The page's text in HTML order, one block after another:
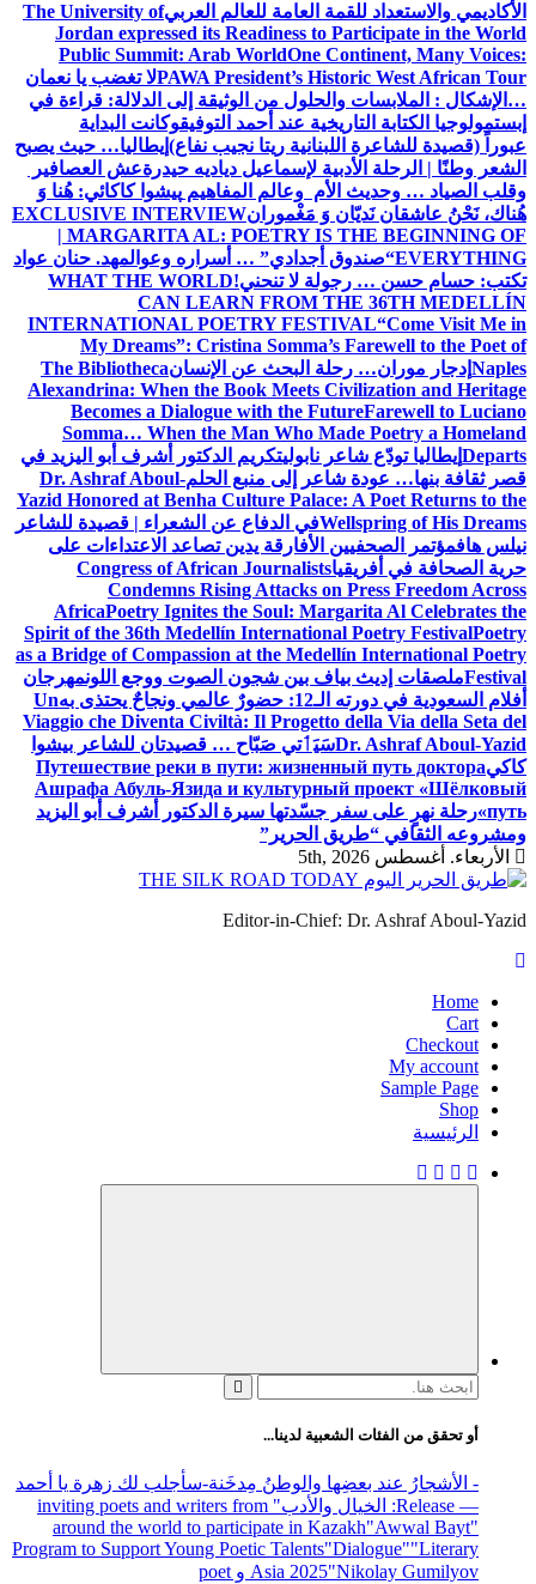
الأكاديمي والاستعداد للقمة العامة للعالم العربيThe University of
Jordan expressed its Readiness to Participate in the World
Public Summit: Arab WorldOne Continent, Many Voices:
PAWA President’s Historic West African Tourلا تغضب يا نعمان
…الإشكال : الملابسات والحلول من الوثيقة إلى الدلالة: قراءة في
إبستمولوجيا الكتابة التاريخية عند أحمد التوفيقوكانت البداية
عبوراً (قصيدة للشاعرة اللبنانية ريتا نجيب نفاع) إيطاليا… حيث يصبح
الشعر وطنًا | الرحلة الأدبية لإسماعيل دياديه حيدرةعش العصافير
وقلب الصياد … وحديث الأم وعالم المفاهيم پیشوا کاکائي: هُنا وَ
هُناك، نَحْنُ عاشقان نَديّان وَ مَغْمورانEXCLUSIVE INTERVIEW
| MARGARITA AL: POETRY IS THE BEGINNING OF
EVERYTHING“صندوق أجدادي” … أسراره وعوالمهد. حنان عواد
تكتب: حسام حسن … رجولة لا تنحني!WHAT THE WORLD
CAN LEARN FROM THE 36TH MEDELLÍN
INTERNATIONAL POETRY FESTIVAL“Come Visit Me in
My Dreams”: Cristina Somma’s Farewell to the Poet of
Naples إدجار موران… رحلة البحث عن الإنسانThe Bibliotheca
Alexandrina: When the Book Meets Civilization and Heritage
Becomes a Dialogue with the FutureFarewell to Luciano
Somma… When the Man Who Made Poetry a Homeland
Departs إيطاليا تودّع شاعر نابوليتكريم الدكتور أشرف أبو اليزيد في
قصر ثقافة بنها… عودة شاعر إلى منبع الحلمDr. Ashraf Aboul-
Yazid Honored at Benha Culture Palace: A Poet Returns to the
Wellspring of His Dreamsفي الدفاع عن الشعراء | قصيدة للشاعر
نيلس هافمؤتمر الصحفيين الأفارقة يدين تصاعد الاعتداءات على
حرية الصحافة في أفريقياCongress of African Journalists
Condemns Rising Attacks on Press Freedom Across
AfricaPoetry Ignites the Soul: Margarita Al Celebrates the
Spirit of the 36th Medellín International Poetry FestivalPoetry
as a Bridge of Compassion at the Medellín International Poetry
Festivalملصقات إديث بياف بين شجون الصوت ووجع اللونمهرجان
أفلام السعودية في دورته الـ12: حضورٌ عالمي ونجاحٌ يحتذى به
Un
Viaggio che Diventa Civiltà: Il Progetto della Via della Seta del
Dr. Ashraf Aboul-Yazidسَيَٲتي صَبّاح … قصيدتان للشاعر بيشوا
كاكيПутешествие реки в пути: жизненный путь доктора
Ашрафа Абуль-Язида и культурный проект «Шёлковый
путь» رحلة نهرٍ على سفر جسّدتها سيرة الدكتور أشرف أبو اليزيد
ومشروعه الثقافي “طريق الحرير”
الأربعاء. أغسطس 5th, 2026
Editor-in-Chief: Dr. Ashraf Aboul-Yazid
Home
Cart
Checkout
My account
Sample Page
Shop
الرئيسية
البحث
أو تحقق من الفئات الشعبية لدينا...
- الأشجارُ عند بعضِها والوطنُ مِدخَنة-سأجلب لك زهرة يا أحمد
— Release
: الخيال والأدب
" inviting poets and writers from
around the world to participate in Kazakh"Awwal Bayt"
Program to Support Young Poetic Talents"Dialogue""Literary
Asia 2025"Nikolay Gumilyov و poet